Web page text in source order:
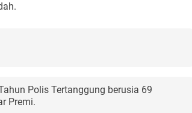
Polis Tertanggung berusia 69
Premi.